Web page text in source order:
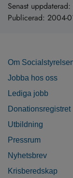
Senast uppdaterad:
Publicerad: 2004-
Om
Jobba hos oss
Lediga jobb
Donationsregistret
Utbildning
Pressrum
Nyhetsbrev
Krisberedskap